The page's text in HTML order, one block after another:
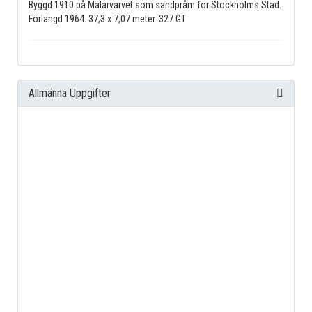
Byggd 1910 på Mälarvarvet som sandpråm för Stockholms Stad.
Förlängd 1964. 37,3 x 7,07 meter. 327 GT
Allmänna Uppgifter